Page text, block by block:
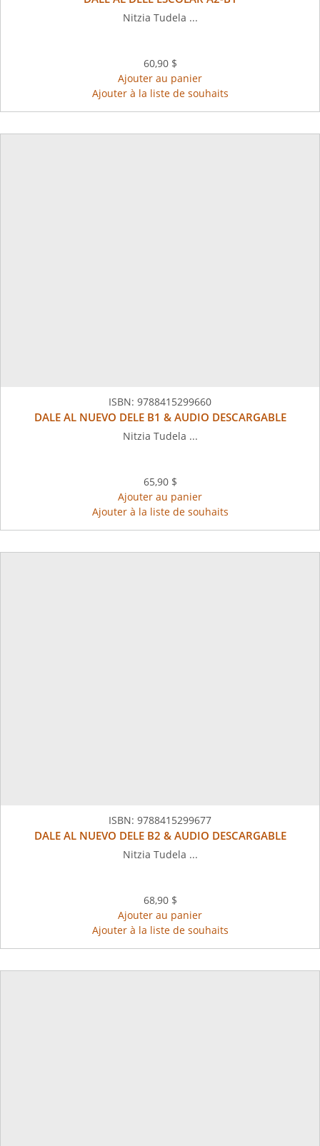
Nitzia Tudela ...
60,90 $
Ajouter au panier
Ajouter à la liste de souhaits
ISBN: 9788415299660
DALE AL NUEVO DELE B1 & AUDIO DESCARGABLE
Nitzia Tudela ...
65,90 $
Ajouter au panier
Ajouter à la liste de souhaits
ISBN: 9788415299677
DALE AL NUEVO DELE B2 & AUDIO DESCARGABLE
Nitzia Tudela ...
68,90 $
Ajouter au panier
Ajouter à la liste de souhaits